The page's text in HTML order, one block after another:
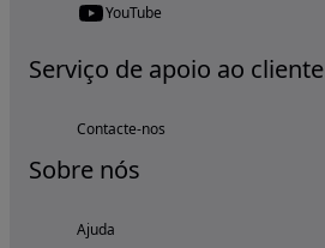
YouTube
Serviço de apoio ao cliente
Contacte-nos
Sobre nós
Ajuda